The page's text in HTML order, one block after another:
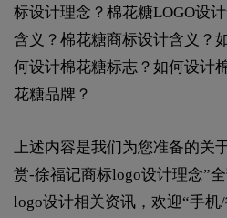
标设计理念？棉花糖LOGO设
含义？棉花糖商标设计含义？
何设计棉花糖标志？如何设计
花糖品牌？
上述内容是我们为您准备的关
赏-徐福记商标logo设计理念”
logo设计相关资讯，欢迎“手机/